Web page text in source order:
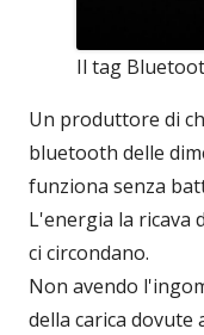
Il tag
Un produttore di
bluetooth delle
funziona senza
L'energia la ricava
ci circondano.
Non avendo
della carica